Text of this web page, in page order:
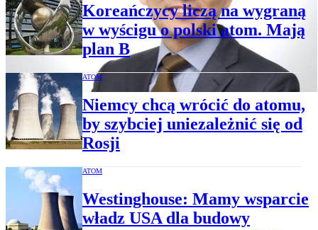
Koreańczycy liczą na wygraną
w wyścigu o polski atom. Mają
plan B
ATOM
Niemcy chcą wrócić do atomu,
by szybciej uniezależnić się od
Rosji
ATOM
Westinghouse: Mamy wsparcie
władz USA dla budowy